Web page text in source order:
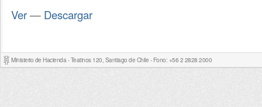
Ver— Descargar
Ministerio de Hacienda - Teatinos 120, Santiago de Chile - Fono: +56 2 2828 2000